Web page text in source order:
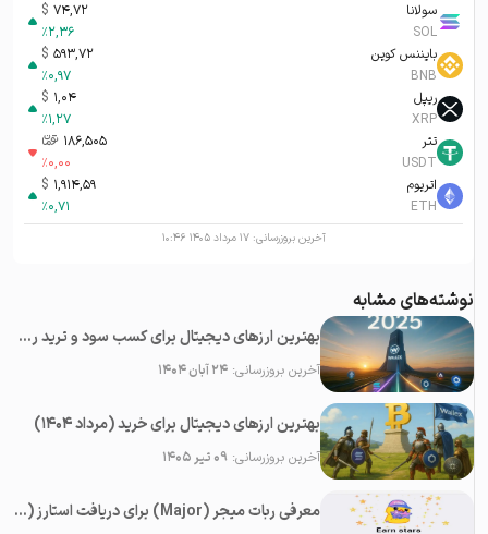
سولانا
SOL
74,72
$
%2,36
بایننس کوین
BNB
593,72
$
%0,97
ریپل
XRP
1,04
$
%1,27
تتر
USDT
186,505 تومان-ء
%0,00
اتریوم
ETH
1,914,59
$
%0,71
آخرین بروزرسانی:۱۷ مرداد ۱۴۰۵ ۱۰:۴۶
نوشته‌های مشابه
بهترین ارزهای دیجیتال برای کسب سود و ترید روزانه در سال ۲۰۲۵
آخرین بروزرسانی:۲۴ آبان ۱۴۰۴
بهترین ارزهای دیجیتال برای خرید (مرداد ۱۴۰۴)
آخرین بروزرسانی:۰۹ تیر ۱۴۰۵
معرفی ربات میجر (Major) برای دریافت استارز (Stars) رایگان در تلگرام